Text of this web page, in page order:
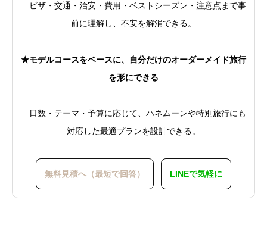
ビザ・交通・治安・費用・ベストシーズン・注意点まで事
前に理解し、不安を解消できる。
★モデルコースをベースに、自分だけのオーダーメイド旅行
を形にできる
日数・テーマ・予算に応じて、ハネムーンや特別旅行にも
対応した最適プランを設計できる。
無料見積へ（最短で回答） LINEで気軽に